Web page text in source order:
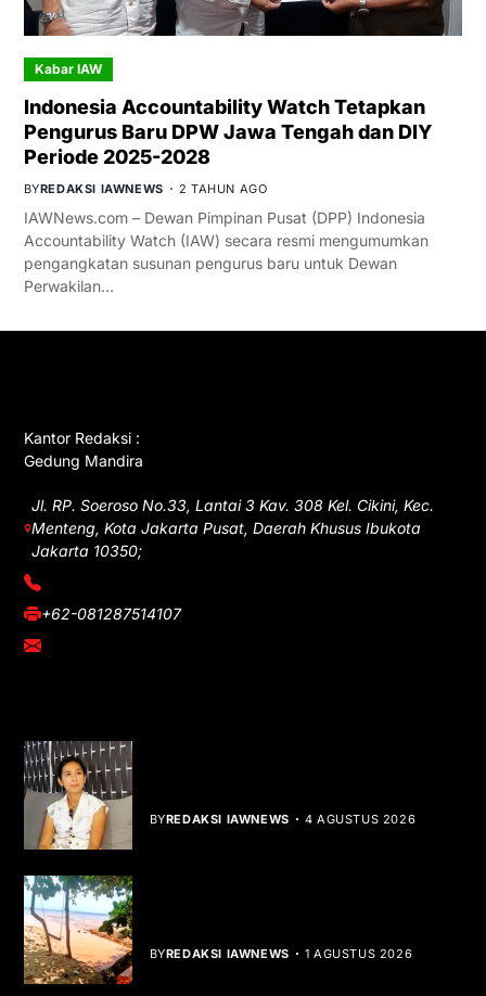
Kabar IAW
Indonesia Accountability Watch Tetapkan
Pengurus Baru DPW Jawa Tengah dan DIY
Periode 2025-2028
BYREDAKSI IAWNEWS 2 TAHUN AGO
IAWNews.com – Dewan Pimpinan Pusat (DPP) Indonesia
Accountability Watch (IAW) secara resmi mengumumkan
pengangkatan susunan pengurus baru untuk Dewan
Perwakilan…
Kantor Redaksi :
Gedung Mandira
Jl. RP. Soeroso No.33, Lantai 3 Kav. 308 Kel. Cikini, Kec.
Menteng, Kota Jakarta Pusat, Daerah Khusus Ibukota
Jakarta 10350;
(021) 3908026
+62-081287514107
adm@iawnews.com
BYREDAKSI IAWNEWS 4 AGUSTUS 2026
BYREDAKSI IAWNEWS 1 AGUSTUS 2026